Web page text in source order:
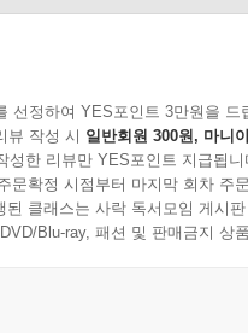
선정하여 YES포인트 3만원을 드
뷰 작성 시 일반회원 300원, 마니
성한 리뷰만 YES포인트 지급됩니
문확정 시점부터 마지막 회차 주
된 클래스는 사락 독서모임 게시
Blu-ray, 패션 및 판매금지 상